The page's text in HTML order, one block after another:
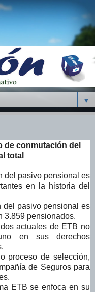
▼
de conmutación del
total
del pasivo pensional es
en la historia del
del pasivo pensional es
3.859 pensionados.
actuales de ETB no
en sus derechos
proceso de selección,
de Seguros para
ETB se enfoca en su